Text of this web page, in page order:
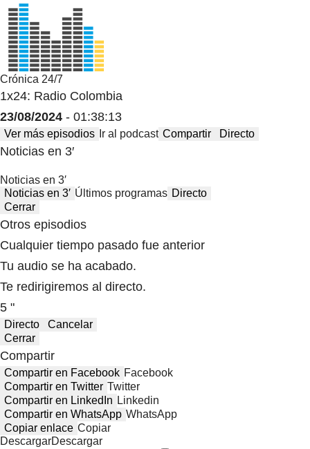
Crónica 24/7
1x24: Radio Colombia
23/08/2024 - 01:38:13
Ver más episodios Ir al podcast Compartir Directo
Noticias en 3′
Noticias en 3′
Noticias en 3′ Últimos programas Directo
Cerrar
Otros episodios
Cualquier tiempo pasado fue anterior
Tu audio se ha acabado.
Te redirigiremos al directo.
5 "
Directo
Cancelar
Cerrar
Compartir
Compartir en Facebook Facebook
Compartir en Twitter Twitter
Compartir en LinkedIn Linkedin
Compartir en WhatsApp WhatsApp
Copiar enlace Copiar
DescargarDescargar